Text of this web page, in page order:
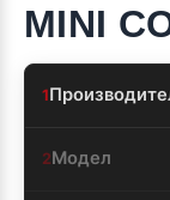
MINI
1
2Модел